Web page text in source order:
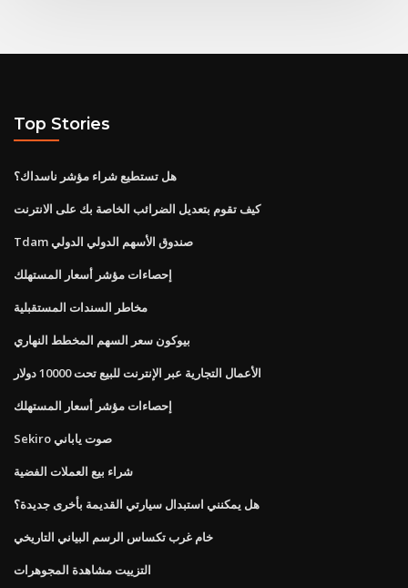
Top Stories
هل تستطيع شراء مؤشر ناسداك؟
كيف تقوم بتعديل الضرائب الخاصة بك على الانترنت
Tdam صندوق الأسهم الدولي الدولي
إحصاءات مؤشر أسعار المستهلك
مخاطر السندات المستقبلية
بيوكون سعر السهم المخطط النهاري
الأعمال التجارية عبر الإنترنت للبيع تحت 10000 دولار
إحصاءات مؤشر أسعار المستهلك
Sekiro صوت ياباني
شراء بيع العملات الفضية
هل يمكنني استبدال سيارتي القديمة بأخرى جديدة؟
خام غرب تكساس الرسم البياني التاريخي
التزييت مشاهدة المجوهرات